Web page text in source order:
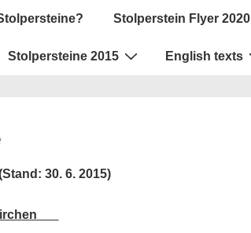
Stolperstein Flyer 2020
Stolpersteine 2015 English texts
30. 6. 2015)